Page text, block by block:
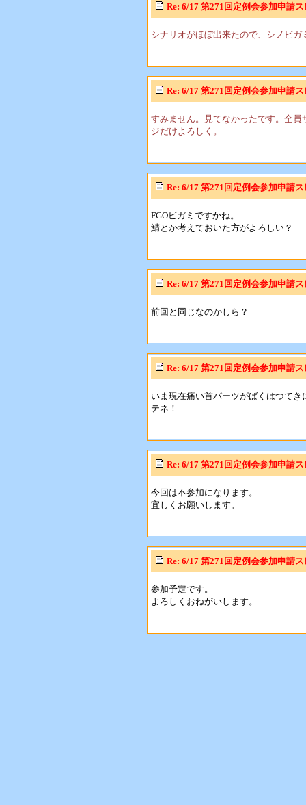
Re: 6/17 第271回定例会参加申請
シナリオがほぼ出来たので、シノビガ
Re: 6/17 第271回定例会参加申請
すみません。見てなかったです。全
ジだけよろしく。
Re: 6/17 第271回定例会参加申請
FGOビガミですかね。
鯖とか考えておいた方がよろしい？
Re: 6/17 第271回定例会参加申請
前回と同じなのかしら？
Re: 6/17 第271回定例会参加申請
いま現在痛い首パーツがばくはつて
テネ！
Re: 6/17 第271回定例会参加申請
今回は不参加になります。
宜しくお願いします。
Re: 6/17 第271回定例会参加申請
参加予定です。
よろしくおねがいします。